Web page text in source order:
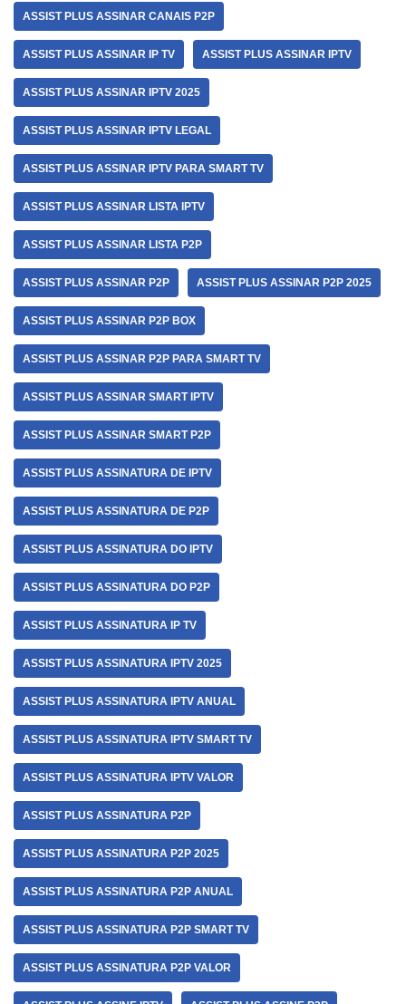
ASSIST PLUS ASSINAR CANAIS P2P
ASSIST PLUS ASSINAR IP TV ASSIST PLUS ASSINAR IPTV
ASSIST PLUS ASSINAR IPTV 2025
ASSIST PLUS ASSINAR IPTV LEGAL
ASSIST PLUS ASSINAR IPTV PARA SMART TV
ASSIST PLUS ASSINAR LISTA IPTV
ASSIST PLUS ASSINAR LISTA P2P
ASSIST PLUS ASSINAR P2P ASSIST PLUS ASSINAR P2P 2025
ASSIST PLUS ASSINAR P2P BOX
ASSIST PLUS ASSINAR P2P PARA SMART TV
ASSIST PLUS ASSINAR SMART IPTV
ASSIST PLUS ASSINAR SMART P2P
ASSIST PLUS ASSINATURA DE IPTV
ASSIST PLUS ASSINATURA DE P2P
ASSIST PLUS ASSINATURA DO IPTV
ASSIST PLUS ASSINATURA DO P2P
ASSIST PLUS ASSINATURA IP TV
ASSIST PLUS ASSINATURA IPTV 2025
ASSIST PLUS ASSINATURA IPTV ANUAL
ASSIST PLUS ASSINATURA IPTV SMART TV
ASSIST PLUS ASSINATURA IPTV VALOR
ASSIST PLUS ASSINATURA P2P
ASSIST PLUS ASSINATURA P2P 2025
ASSIST PLUS ASSINATURA P2P ANUAL
ASSIST PLUS ASSINATURA P2P SMART TV
ASSIST PLUS ASSINATURA P2P VALOR